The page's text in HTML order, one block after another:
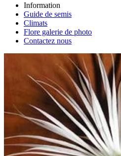
Information
Guide de semis
Climats
Flore galerie de photo
Contactez nous